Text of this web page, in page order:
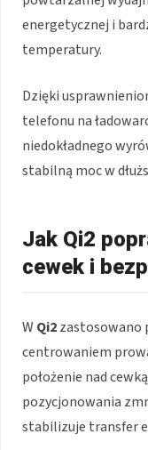
energetycznej i
temperatury.
Dzięki
telefonu na
niedokładnego
stabilną moc w
Jak Qi2
cewek i
W Qi2zastosowano
centrowaniem
położenie nad
pozycjonowania
stabilizuje transfer